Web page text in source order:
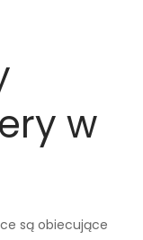
w
są obiecujące